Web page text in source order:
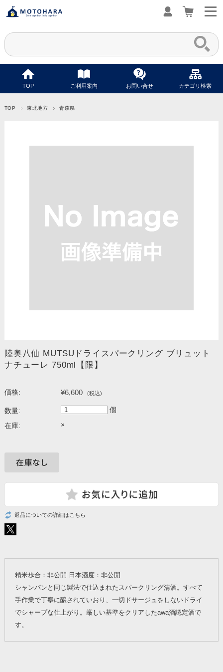
TOP ご利用案内 お問い合せ カテゴリ検索
TOP 東北地方 青森県
陸奥八仙 MUTSUドライスパークリング ブリュット
ナチューレ 750ml【限】
価格: ¥6,600 (税込)
数量: 個
在庫: ×
返品についての詳細はこちら
精米歩合：非公開 日本酒度：非公開
シャンパンと同じ製法で仕込まれたスパークリング清酒。すべて
手作業で丁寧に醸されていおり、一切ドサージュをしないドライ
でシャープな仕上がり。厳しい基準をクリアしたawa酒認定酒で
す。